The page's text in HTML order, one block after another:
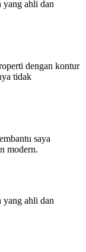
yang ahli dan
dengan kontur
tidak
saya
modern.
yang ahli dan